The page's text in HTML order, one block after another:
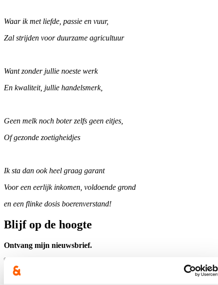
Waar ik met liefde, passie en vuur,
Zal strijden voor duurzame agricultuur
Want zonder jullie noeste werk
En kwaliteit, jullie handelsmerk,
Geen melk noch boter zelfs geen eitjes,
Of gezonde zoetigheidjes
Ik sta dan ook heel graag garant
Voor een eerlijk inkomen, voldoende grond
en een flinke dosis boerenverstand!
Blijf op de hoogte
Ontvang mijn nieuwsbrief.